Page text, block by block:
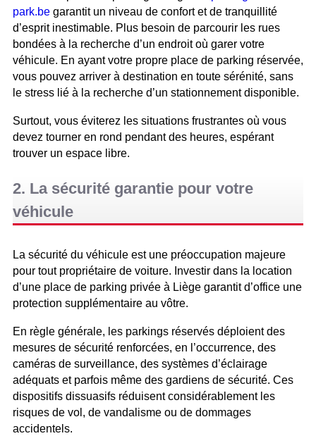
park.be garantit un niveau de confort et de tranquillité
d’esprit inestimable. Plus besoin de parcourir les rues
bondées à la recherche d’un endroit où garer votre
véhicule. En ayant votre propre place de parking réservée,
vous pouvez arriver à destination en toute sérénité, sans
le stress lié à la recherche d’un stationnement disponible.
Surtout, vous éviterez les situations frustrantes où vous
devez tourner en rond pendant des heures, espérant
trouver un espace libre.
2. La sécurité garantie pour votre
véhicule
La sécurité du véhicule est une préoccupation majeure
pour tout propriétaire de voiture. Investir dans la location
d’une place de parking privée à Liège garantit d’office une
protection supplémentaire au vôtre.
En règle générale, les parkings réservés déploient des
mesures de sécurité renforcées, en l’occurrence, des
caméras de surveillance, des systèmes d’éclairage
adéquats et parfois même des gardiens de sécurité. Ces
dispositifs dissuasifs réduisent considérablement les
risques de vol, de vandalisme ou de dommages
accidentels.